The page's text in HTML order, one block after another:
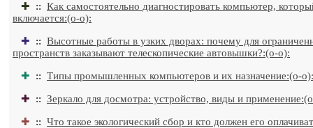
✚ :: Как самостоятельно диагностировать компьютер,
включается:(o-o):
✚ :: Высотные работы в узких дворах: почему для
пространств заказывают телескопические автовышки?:(o-o):
✚ :: Типы промышленных компьютеров и их назначение:(o-o):
✚ :: Зеркало для досмотра: устройство, виды и
✚ :: Что такое экологический сбор и кто должен его